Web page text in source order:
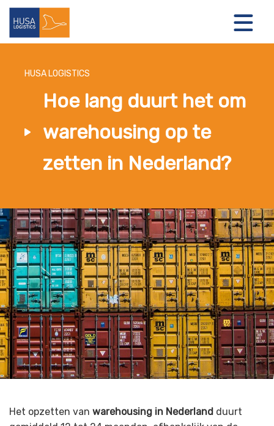
LOGISTIEKE OPLOSSINGEN
CONTACT
HUSA LOGISTICS
Hoe lang duurt het om
warehousing op te
zetten in Nederland?
Het opzetten van warehousing in Nederland duurt